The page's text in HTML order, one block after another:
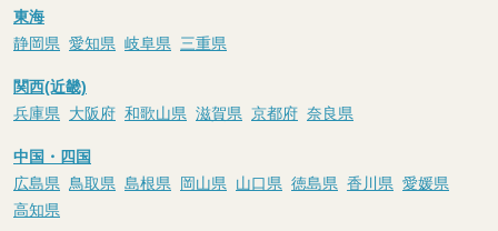
東海
静岡県 愛知県 岐阜県 三重県
関西(近畿)
兵庫県 大阪府 和歌山県 滋賀県 京都府 奈良県
中国・四国
広島県 鳥取県 島根県 岡山県 山口県 徳島県 香川県 愛媛県
高知県